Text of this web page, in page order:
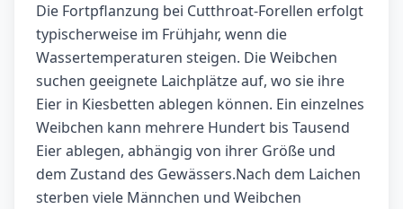
Die Fortpflanzung bei Cutthroat-Forellen erfolgt
typischerweise im Frühjahr, wenn die
Wassertemperaturen steigen. Die Weibchen
suchen geeignete Laichplätze auf, wo sie ihre
Eier in Kiesbetten ablegen können. Ein einzelnes
Weibchen kann mehrere Hundert bis Tausend
Eier ablegen, abhängig von ihrer Größe und
dem Zustand des Gewässers.Nach dem Laichen
sterben viele Männchen und Weibchen